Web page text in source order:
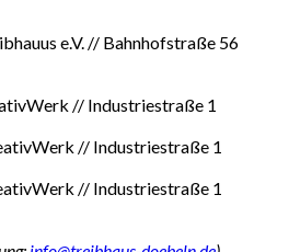
e.V. // Bahnhofstraße 56
// Industriestraße 1
// Industriestraße 1
// Industriestraße 1